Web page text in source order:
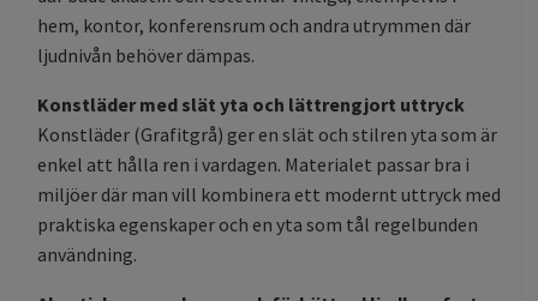
hem, kontor, konferensrum och andra utrymmen där
ljudnivån behöver dämpas.
Konstläder med slät yta och lättrengjort uttryck
Konstläder (Grafitgrå) ger en slät och stilren yta som är
enkel att hålla ren i vardagen. Materialet passar bra i
miljöer där man vill kombinera ett modernt uttryck med
praktiska egenskaper och en yta som tål regelbunden
användning.